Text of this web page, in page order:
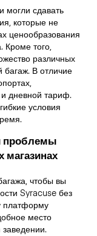
могли сдавать
которые не
ценообразования
Кроме того,
различных
багаж. В отличие
дневной тариф.
условия
проблемы
магазинах
чтобы вы
Syracuse без
платформу
место